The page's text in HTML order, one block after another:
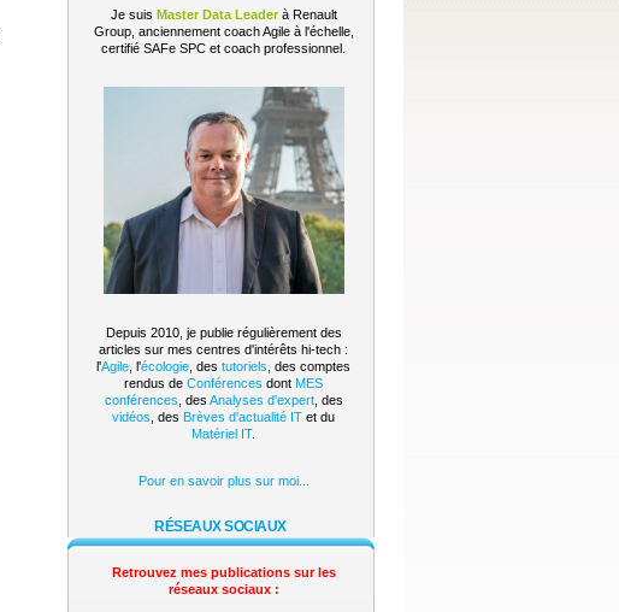
Je suis Master Data Leaderà Renault
Group, anciennement coach Agile à l'échelle,
certifié SAFe SPC et coach professionnel.
Depuis 2010, je publie régulièrement des
articles sur mes centres d'intérêts hi-tech :
l'Agile , l'écologie , des tutoriels , des comptes
rendus de Conférences dont MES
conférences , des Analyses d'expert, des
vidéos , des Brèves d'actualité IT et du
Matériel IT.
Pour en savoir plus sur moi...
RÉSEAUX SOCIAUX
Retrouvez mes publications sur les
réseaux sociaux :